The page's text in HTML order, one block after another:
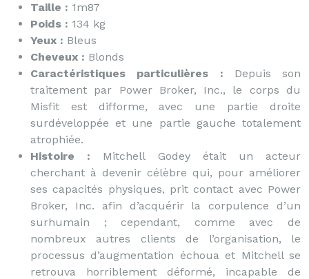
Taille : 1m87
Poids : 134 kg
Yeux : Bleus
Cheveux : Blonds
Caractéristiques particulières : Depuis son
traitement par Power Broker, Inc., le corps du
Misfit est difforme, avec une partie droite
surdéveloppée et une partie gauche totalement
atrophiée.
Histoire : Mitchell Godey était un acteur
cherchant à devenir célèbre qui, pour améliorer
ses capacités physiques, prit contact avec Power
Broker, Inc. afin d’acquérir la corpulence d’un
surhumain ; cependant, comme avec de
nombreux autres clients de l’organisation, le
processus d’augmentation échoua et Mitchell se
retrouva horriblement déformé, incapable de